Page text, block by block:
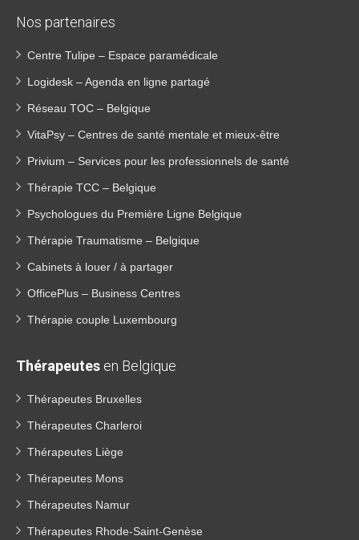
Nos partenaires
Centre Tulipe – Espace paramédicale
Logidesk – Agenda en ligne partagé
Réseau TOC – Belgique
VitaPsy – Centres de santé mentale et mieux-être
Privium – Services pour les professionnels de santé
Thérapie TCC – Belgique
Psychologues du Première Ligne Belgique
Thérapie Traumatisme – Belgique
Cabinets à louer / à partager
OfficePlus – Business Centres
Thérapie couple Luxembourg
Thérapeutes en Belgique
Thérapeutes Bruxelles
Thérapeutes Charleroi
Thérapeutes Liège
Thérapeutes Mons
Thérapeutes Namur
Thérapeutes Rhode-Saint-Genèse